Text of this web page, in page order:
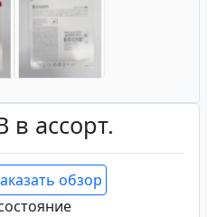
в ассорт.
обзор